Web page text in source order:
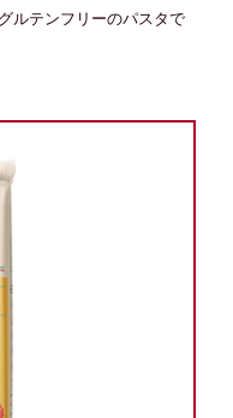
ルテンフリーのパスタで